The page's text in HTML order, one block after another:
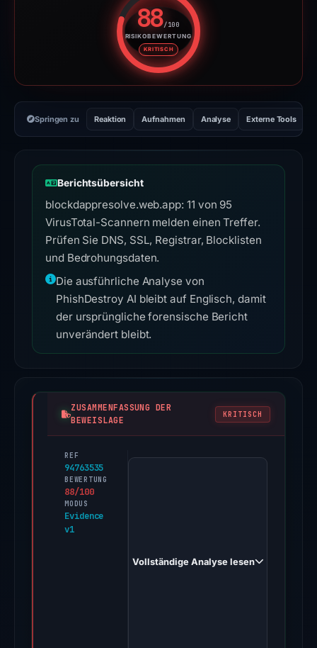
88/100
RISIKOBEWERTUNG
KRITISCH
Risikobewertung: 88 von
Springen zu Reaktion Aufnahmen Analyse Externe Tools
Berichtsübersicht
blockdappresolve.web.app: 11 von 95
VirusTotal-Scannern melden einen Treffer.
Prüfen Sie DNS, SSL, Registrar, Blocklisten
und Bedrohungsdaten.
Die ausführliche Analyse von
PhishDestroy AI bleibt auf Englisch, damit
der ursprüngliche forensische Bericht
unverändert bleibt.
ZUSAMMENFASSUNG DER
BEWEISLAGE
KRITISCH
REF
94763535
BEWERTUNG
88/100
MODUS
Evidence
v1
PhishDestroy
11,
Vollständige Analyse lesen